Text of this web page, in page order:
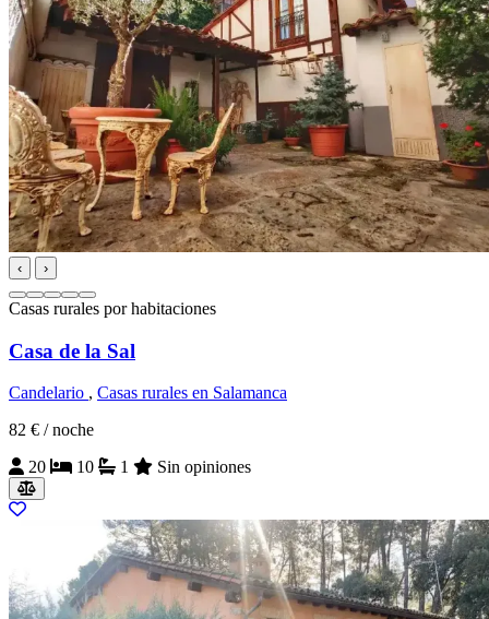
‹ ›
Casas rurales por habitaciones
Casa de la Sal
Candelario , Casas rurales en Salamanca
82 € / noche
20
10 1 Sin opiniones